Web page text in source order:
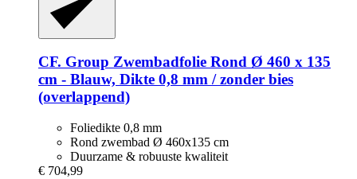
CF. Group Zwembadfolie Rond Ø 460 x 135
cm -​ Blauw, Dikte 0,8 mm / zonder bies
(overlappend)
Foliedikte 0,8 mm
Rond zwembad Ø 460x135 cm
Duurzame & robuuste kwaliteit
€ 704,99